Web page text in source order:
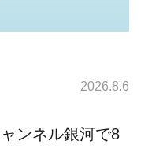
2026.8.6
ンネル銀河で8